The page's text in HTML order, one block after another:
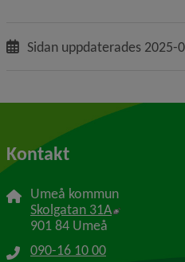
Sidan uppdaterades 2025-
Kontakt
Umeå kommun
Skolgatan 31A Länk till
901 84 Umeå
090-16 10 00